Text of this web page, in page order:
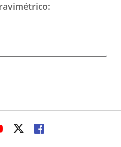
ENLACEENLACEENLACE